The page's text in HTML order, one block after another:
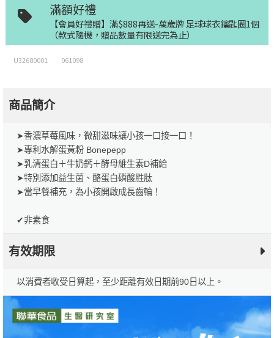
滿額好禮
【會員好禮贈】滿$888再送-萬歲牌 足球球衣鑰匙圈1個
（款式隨機，贈品數量有限送完為止）
U32680001 061098
商品簡介
➤香濃草莓風味，微甜滋味讓小孩一口接一口！
➤專利水解蛋黃粉 Bonepepp
➤乳清蛋白＋牛奶鈣＋酵母維生素D補給
➤特別添加益生菌、酪蛋白磷酸胜肽
➤當早餐補充，為小孩開啟成長齒輪！
✔非素食
有效期限
以消費者收受日算起，至少距離有效日期前90日以上。